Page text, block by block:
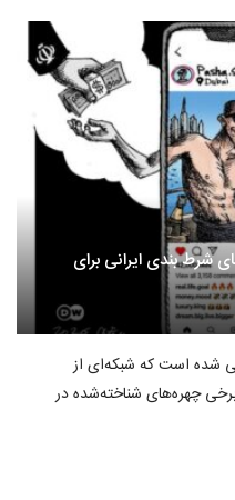
شرط بندی ایرانی برای
شده است که شبکه‌ای از
چهره‌های شناخته‌شده در